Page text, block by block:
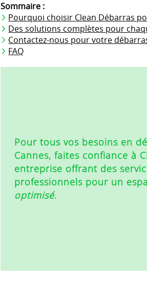
Sommaire :
Pourquoi choisir Clean Débarras
Des solutions complètes pour
Contactez-nous pour votre
FAQ
Pour tous vos besoins en
Cannes, faites confiance à
entreprise offrant des
professionnels pour un
optimisé.